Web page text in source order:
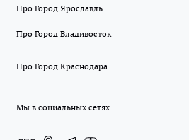
Про Город Ярославль
Про Город Владивосток
Про Город Краснодара
Мы в социальных сетях